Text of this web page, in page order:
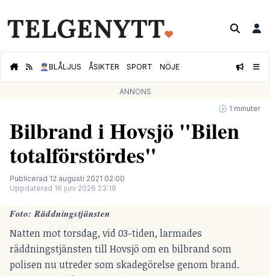
👮🏻‍♂️BLÅLJUS ÅSIKTER SPORT NÖJE
ANNONS
🕝 1 minuter
Bilbrand i Hovsjö "Bilen
totalförstördes"
Publicerad 12 augusti 2021 02:00
Uppdaterad 16 juni 2026 23:19
Foto: Räddningstjänsten
Natten mot torsdag, vid 03-tiden, larmades
räddningstjänsten till Hovsjö om en bilbrand som
polisen nu utreder som skadegörelse genom brand.